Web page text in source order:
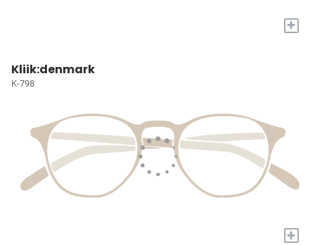
+
Kliik:denmark
K-798
+